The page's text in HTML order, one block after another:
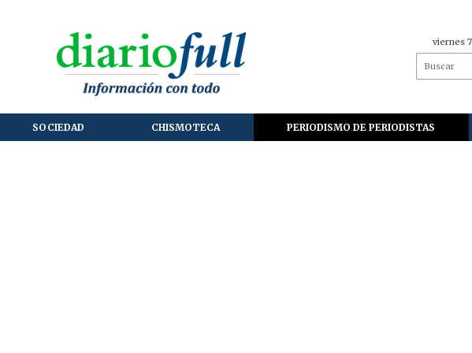
viernes
SOCIEDAD CHISMOTECA PERIODISMO DE PERIODISTAS